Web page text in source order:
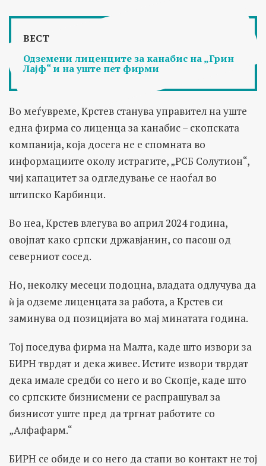
ВЕСТ
Одземени лиценците за канабис на „Грин
Лајф“ и на уште пет фирми
Во меѓувреме, Крстев станува управител на уште
една фирма со лиценца за канабис – скопската
компанија, која досега не е спомната во
информациите околу истрагите, „РСБ Солутион“,
чиј капацитет за одгледување се наоѓал во
штипско Карбинци.
Во неа, Крстев влегува во април 2024 година,
овојпат како српски државјанин, со пасош од
северниот сосед.
Но, неколку месеци подоцна, владата одлучува да
ѝ ја одземе лиценцата за работа, а Крстев си
заминува од позицијата во мај минатата година.
Тој поседува фирма на Малта, каде што извори за
БИРН тврдат и дека живее. Истите извори тврдат
дека имале средби со него и во Скопје, каде што
со српските бизнисмени се распрашувал за
бизнисот уште пред да тргнат работите со
„Алфафарм.“
БИРН се обиде и со него да стапи во контакт не тој